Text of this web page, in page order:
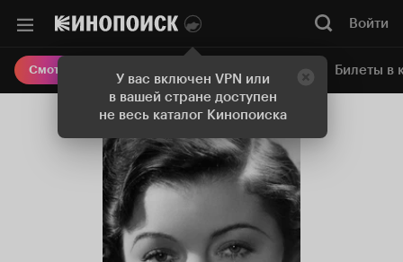
У вас включен VPN или
в вашей стране доступен
не весь каталог Кинопоиска
Войти
Смотреть кино Онлайн-кинотеатр Билеты в